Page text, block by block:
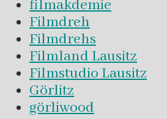
filmakdemie
Filmdreh
Filmdrehs
Filmland Lausitz
Filmstudio Lausitz
Görlitz
görliwood